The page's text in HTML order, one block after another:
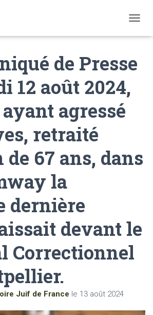
O
L
O
de Presse
12 août 2024,
agressé
retraité
67 ans, dans
la
dernière
devant le
Correctionnel
Juif de France le 13 août 2024